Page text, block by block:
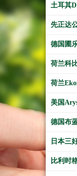
土耳其
先正达
德国圃
荷兰科
荷兰
美国
德国布
日本三
比利时